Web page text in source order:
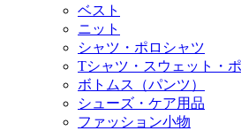
ベスト
ニット
シャツ・ポロシャツ
Tシャツ・スウェット・
ボトムス（パンツ）
シューズ・ケア用品
ファッション小物